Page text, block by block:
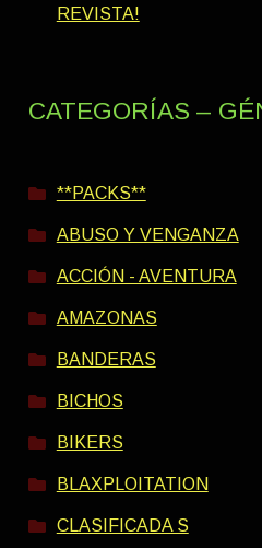
REVISTA!
CATEGORÍAS –
**PACKS**
ABUSO Y VENGANZA
ACCIÓN - AVENTURA
AMAZONAS
BANDERAS
BICHOS
BIKERS
BLAXPLOITATION
CLASIFICADA S